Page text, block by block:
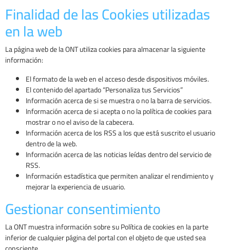
Finalidad de las Cookies utilizadas
en la web
La página web de la ONT utiliza cookies para almacenar la siguiente
información:
El formato de la web en el acceso desde dispositivos móviles.
El contenido del apartado “Personaliza tus Servicios”
Información acerca de si se muestra o no la barra de servicios.
Información acerca de si acepta o no la política de cookies para
mostrar o no el aviso de la cabecera.
Información acerca de los RSS a los que está suscrito el usuario
dentro de la web.
Información acerca de las noticias leídas dentro del servicio de
RSS.
Información estadística que permiten analizar el rendimiento y
mejorar la experiencia de usuario.
Gestionar consentimiento
La ONT muestra información sobre su Política de cookies en la parte
inferior de cualquier página del portal con el objeto de que usted sea